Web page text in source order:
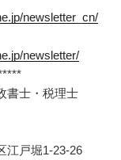
newsletter_cn/
newsletter/
書士・税理士
戸堀1-23-26